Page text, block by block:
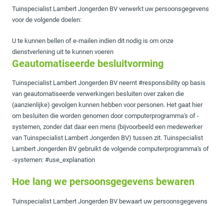
Tuinspecialist Lambert Jongerden BV verwerkt uw persoonsgegevens
voor de volgende doelen:
U te kunnen bellen of e-mailen indien dit nodig is om onze
dienstverlening uit te kunnen voeren
Geautomatiseerde besluitvorming
Tuinspecialist Lambert Jongerden BV neemt #responsibility op basis
van geautomatiseerde verwerkingen besluiten over zaken die
(aanzienlijke) gevolgen kunnen hebben voor personen. Het gaat hier
om besluiten die worden genomen door computerprogramma's of -
systemen, zonder dat daar een mens (bijvoorbeeld een medewerker
van Tuinspecialist Lambert Jongerden BV) tussen zit. Tuinspecialist
Lambert Jongerden BV gebruikt de volgende computerprogramma's of
-systemen: #use_explanation
Hoe lang we persoonsgegevens bewaren
Tuinspecialist Lambert Jongerden BV bewaart uw persoonsgegevens